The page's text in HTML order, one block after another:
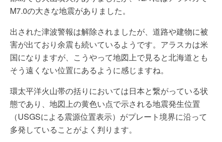
M7.0の大きな地震がありました。
出された津波警報は解除されましたが、道路や建物に被
害が出ており余震も続いているようです。アラスカは米
国になりますが、こうやって地図上で見ると北海道とも
そう遠くない位置にあるように感じますね。
環太平洋火山帯の括りにおいては日本と繋がっている状
態であり、地図上の黄色い点で示される地震発生位置
（USGSによる震源位置表示）がプレート境界に沿って
多発していることがよく判ります。